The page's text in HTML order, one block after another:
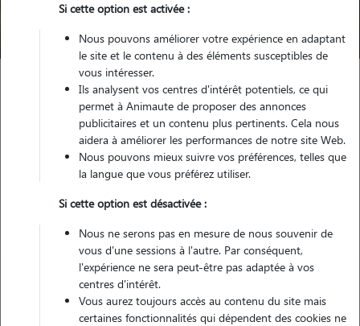
Trouver mon Pet Sitter
Garde animaux France Grand-Est
Meurthe-et-Moselle
Nos cat sitters à Bayon
Si cette option est activée :
Nous pouvons améliorer votre expérience en adaptant
le site et le contenu à des éléments susceptibles de
vous intéresser.
Ils analysent vos centres d'intérêt potentiels, ce qui
permet à Animaute de proposer des annonces
publicitaires et un contenu plus pertinents. Cela nous
aidera à améliorer les performances de notre site Web.
Nous pouvons mieux suivre vos préférences, telles que
la langue que vous préférez utiliser.
Si cette option est désactivée :
Nous ne serons pas en mesure de nous souvenir de
vous d'une sessions à l'autre. Par conséquent,
l'expérience ne sera peut-être pas adaptée à vos
centres d'intérêt.
Vous aurez toujours accès au contenu du site mais
certaines fonctionnalités qui dépendent des cookies ne